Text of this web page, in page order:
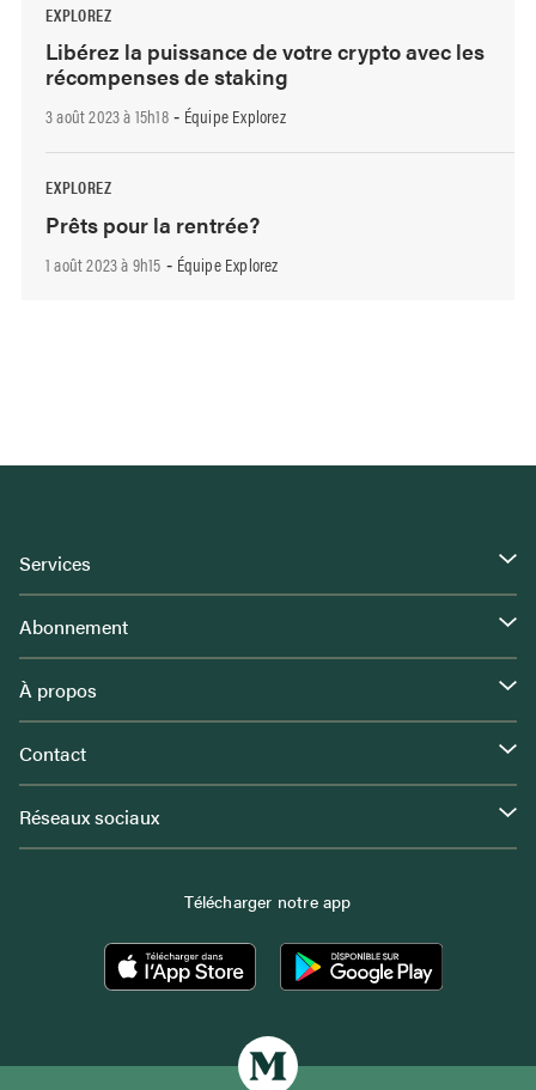
EXPLOREZ
Libérez la puissance de votre crypto avec les
récompenses de staking
3 août 2023 à 15h18- Équipe Explorez
EXPLOREZ
Prêts pour la rentrée?
1 août 2023 à 9h15 - Équipe Explorez
Services
Abonnement
À propos
Contact
Réseaux sociaux
Télécharger notre app